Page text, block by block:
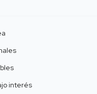
interés